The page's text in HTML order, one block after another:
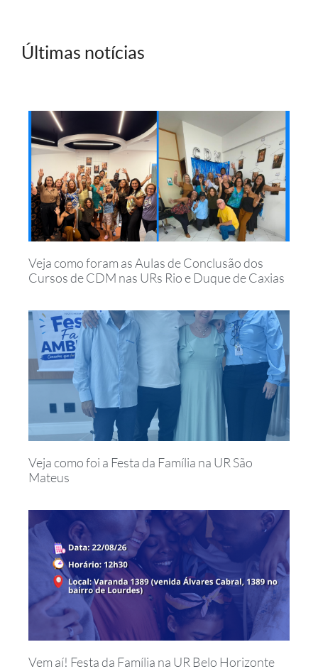
Últimas notícias
Veja como foram as Aulas de Conclusão dos
Cursos de CDM nas URs Rio e Duque de Caxias
Veja como foi a Festa da Família na UR São
Mateus
Vem aí! Festa da Família na UR Belo Horizonte